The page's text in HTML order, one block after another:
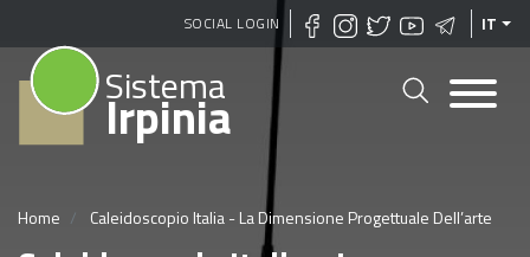
Salta
al
contenuto
principale
SOCIAL LOGIN IT
Sistema
Irpinia
Home Caleidoscopio Italia - La Dimensione Progettuale Dell’arte